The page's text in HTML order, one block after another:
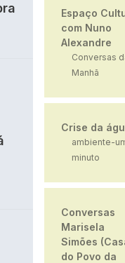
Espaço
com Nuno
Alexandre
Conversas
Manhã
Crise da
ambiente-
minuto
Conversas
Marisela
Simões
do Povo da